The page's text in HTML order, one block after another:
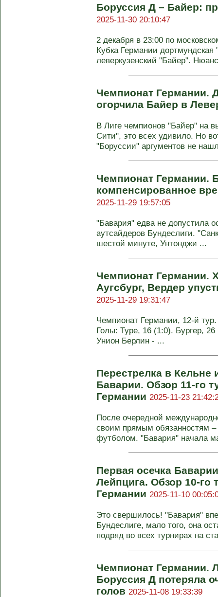
Боруссия Д – Байер:
2025-11-30 20:10:47
2 декабря в 23:00 по
Кубка Германии дортмундская
леверкузенский "Байер".
Чемпионат Германии.
огорчила Байер в
В Лиге чемпионов "Байер" на
Сити", это всех удивило. Но
"Боруссии" аргументов не
Чемпионат Германии.
компенсированное
2025-11-29 19:57:05
"Бавария" едва не допустила
аутсайдеров Бундеслиги.
шестой минуте, Унтонджи ...
Чемпионат Германии.
Аугсбург, Вердер
2025-11-29 19:31:47
Чемпионат Германии, 12-й
Голы: Туре, 16 (1:0). Бургер,
Унион Берлин - ...
Перестрелка в Кельне
Баварии. Обзор 11-го
Германии 2025-11-23
После очередной
своим прямым обязанностям –
футболом. "Бавария" начала
Первая осечка
Лейпцига. Обзор 10-го
Германии 2025-11-10
Это свершилось! "Бавария"
Бундеслиге, мало того, она
подряд во всех турнирах на
Чемпионат Германии.
Боруссия Д потеряла
голов 2025-11-08 19:33:39